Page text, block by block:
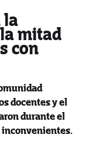
la
mitad
con
docentes y el
durante el